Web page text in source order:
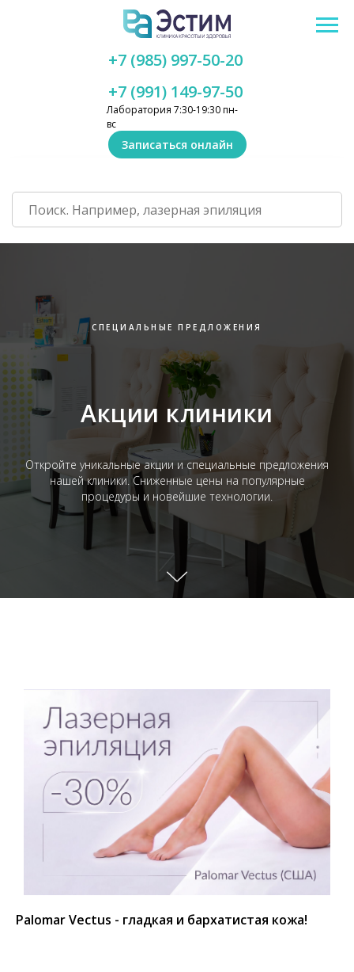
Лаборатория 7:30-19:30 пн-
вс
+7 (991) 149-97-50
+7 (985) 997-50-20
Записаться онлайн
СПЕЦИАЛЬНЫЕ ПРЕДЛОЖЕНИЯ
Акции клиники
Откройте уникальные акции и специальные предложения
нашей клиники. Сниженные цены на популярные
процедуры и новейшие технологии.
Palomar Vectus - гладкая и бархатистая кожа!